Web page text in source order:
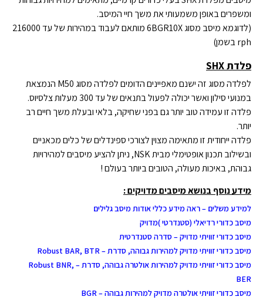
ומשפרים באופן משמעותי את משך חיי המיסב.
(לדוגמא מיסב מסוג 6BGR10X מותאם לעבוד במהירות של עד 216000
rph בשמן)
פלדת SHX
לפלדה מסוג זה ישנם מאפיינים הדומים לפלדה מסוג M50 הנמצאת
במנועי סילון ואשר יכולה לפעול בתנאים של עד 300 מעלות צלסיוס.
פלדה זו עמידה טוב יותר גם בפני שחיקה, בלאי ובעלת משך חיים רב
יותר.
פלדה ייחודית זו מתאימה מצוין לצורכי ספינדלים של כלים מכאניים
ובשילוב תכנון אופטימלי מבית NSK, ניתן להציע מיסבים למהירויות
גבוהת, באיכות מעולה, הטובים ביותר בעולם !
מידע נוסף בנושא מיסבים מדויקים :
למידע משלים – ראה מידע כללי אודות מיסב גלילים
מיסב כדורי רדיאלי (סטנדרטי )מדויק
מיסב כדורי זוויתי מדויק – סדרה סטנדרטית
מיסב כדורי זוויתי מדויק למהירות גבוהה, סדרת – Robust BAR, BTR
מיסב כדורי זוויתי מדויק למהירות אולטרה גבוהה, סדרת – Robust BNR,
BER
מיסב כדורי זוויתי אולטרה מדויק למהירות גבוהה – BGR